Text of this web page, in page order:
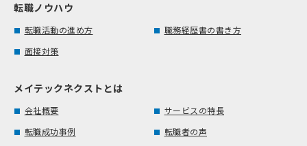
転職ノウハウ
転職活動の進め方
職務経歴書の書き方
面接対策
メイテックネクストとは
会社概要
サービスの特長
転職成功事例
転職者の声